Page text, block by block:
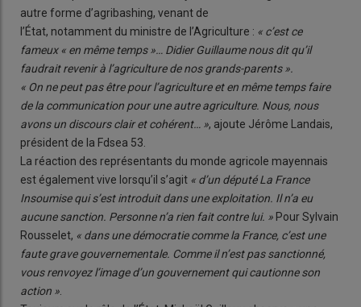
autre forme d’agribashing, venant de
l’État, notamment du ministre de l’Agriculture : « c’est ce
fameux « en même temps »… Didier Guillaume nous dit qu’il
faudrait revenir à l’agriculture de nos grands-parents ».
« On ne peut pas être pour l’agriculture et en même temps faire
de la communication pour une autre agriculture. Nous, nous
avons un discours clair et cohérent… », ajoute Jérôme Landais,
président de la Fdsea 53.
La réaction des représentants du monde agricole mayennais
est également vive lorsqu’il s’agit « d’un député La France
Insoumise qui s’est introduit dans une exploitation. Il n’a eu
aucune sanction. Personne n’a rien fait contre lui. » Pour Sylvain
Rousselet, « dans une démocratie comme la France, c’est une
faute grave gouvernementale. Comme il n’est pas sanctionné,
vous renvoyez l’image d’un gouvernement qui cautionne son
action »